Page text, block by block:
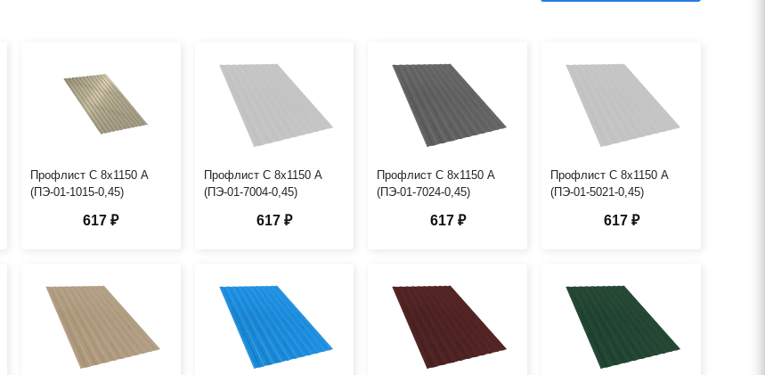
Профлист С 8х1150 А
(ПЭ-01-1015-0,45)
617 ₽
Профлист С 8х1150 А
(ПЭ-01-7004-0,45)
617 ₽
Профлист С 8х1150 А
(ПЭ-01-7024-0,45)
617 ₽
Профлист С 8х1150 А
(ПЭ-01-5021-0,45)
617 ₽